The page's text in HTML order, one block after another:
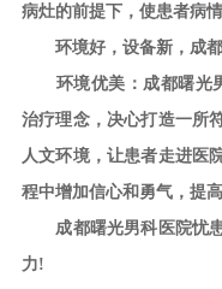
病灶的前提下，使患者病
环境好，设备新，成都
环境优美：成都曙光男
治疗理念，决心打造一所
人文环境，让患者走进医
程中增加信心和勇气，提
成都曙光男科医院忧患
力!